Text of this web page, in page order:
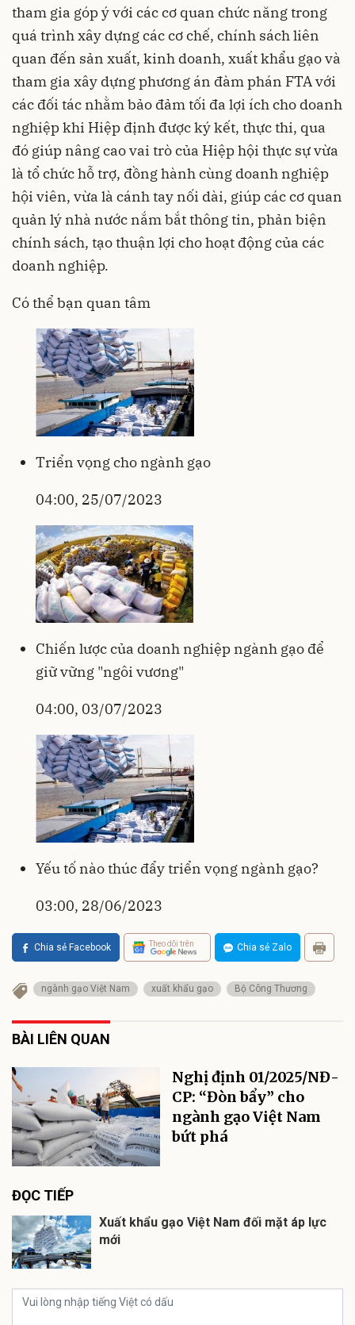
tham gia góp ý với các cơ quan chức năng trong
quá trình xây dựng các cơ chế, chính sách liên
quan đến sản xuất, kinh doanh, xuất khẩu gạo và
tham gia xây dựng phương án đàm phán FTA với
các đối tác nhằm bảo đảm tối đa lợi ích cho doanh
nghiệp khi Hiệp định được ký kết, thực thi, qua
đó giúp nâng cao vai trò của Hiệp hội thực sự vừa
là tổ chức hỗ trợ, đồng hành cùng doanh nghiệp
hội viên, vừa là cánh tay nối dài, giúp các cơ quan
quản lý nhà nước nắm bắt thông tin, phản biện
chính sách, tạo thuận lợi cho hoạt động của các
doanh nghiệp.
Có thể bạn quan tâm
Triển vọng cho ngành gạo
04:00, 25/07/2023
Chiến lược của doanh nghiệp ngành gạo để
giữ vững "ngôi vương"
04:00, 03/07/2023
Yếu tố nào thúc đẩy triển vọng ngành gạo?
03:00, 28/06/2023
Chia sẻ Facebook Theo dõi trên Chia sẻ Zalo
ngành gạo Việt Nam xuất khẩu gạo Bộ Công Thương
BÀI LIÊN QUAN
Nghị định 01/2025/NĐ-
CP: “Đòn bẩy” cho
ngành gạo Việt Nam
bứt phá
ĐỌC TIẾP
Xuất khẩu gạo Việt Nam đối mặt áp lực
mới